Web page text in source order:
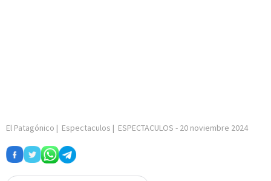
El Patagónico | Espectaculos | ESPECTACULOS - 20 noviembre 2024